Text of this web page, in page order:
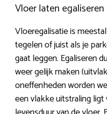
Vloer laten
Vloeregalisatie is
tegelen of juist als je
gaat leggen. Egaliseren
weer gelijk maken
oneffenheden worden
een vlakke uitstraling